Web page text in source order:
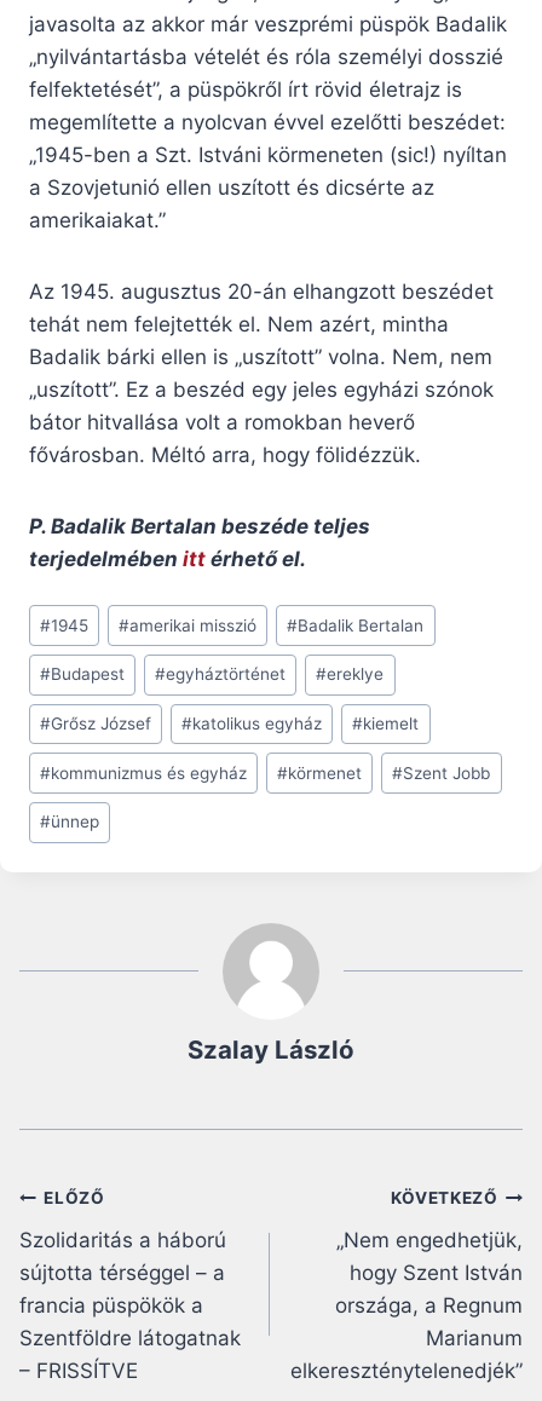
javasolta az akkor már veszprémi püspök Badalik
„nyilvántartásba vételét és róla személyi dosszié
felfektetését”, a püspökről írt rövid életrajz is
megemlítette a nyolcvan évvel ezelőtti beszédet:
„1945-ben a Szt. Istváni körmeneten (sic!) nyíltan
a Szovjetunió ellen uszított és dicsérte az
amerikaiakat.”
Az 1945. augusztus 20-án elhangzott beszédet
tehát nem felejtették el. Nem azért, mintha
Badalik bárki ellen is „uszított” volna. Nem, nem
„uszított”. Ez a beszéd egy jeles egyházi szónok
bátor hitvallása volt a romokban heverő
fővárosban. Méltó arra, hogy fölidézzük.
P. Badalik Bertalan beszéde teljes
terjedelmében itt érhető el.
Post
Tags:
#1945 #amerikai misszió #Badalik Bertalan
#Budapest #egyháztörténet #ereklye
#Grősz József #katolikus egyház #kiemelt
#kommunizmus és egyház #körmenet #Szent Jobb
#ünnep
Szalay László
Bejegyzés
navigáció
ELŐZŐ
Szolidaritás a háború
sújtotta térséggel – a
francia püspökök a
Szentföldre látogatnak
– FRISSÍTVE
KÖVETKEZŐ
„Nem engedhetjük,
hogy Szent István
országa, a Regnum
Marianum
elkereszténytelenedjék”